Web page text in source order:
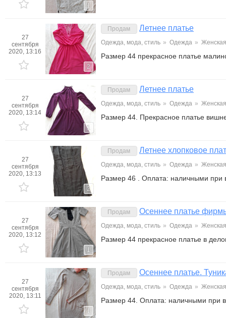
1
27
сентября
2020, 13:16
2
Продам Летнее платье
Одежда, мода, стиль » Одежда » Женская
Размер 44 прекрасное платье
27
сентября
2020, 13:14
1
Продам Летнее платье
Одежда, мода, стиль » Одежда » Женская
Размер 44. Прекрасное платье
27
сентября
2020, 13:13
2
Продам Летнее хлопковое
Одежда, мода, стиль » Одежда » Женская
Размер 46 . Оплата: наличными
27
сентября
2020, 13:12
1
Продам Осеннее платье
Одежда, мода, стиль » Одежда » Женская
Размер 44 прекрасное платье в
27
сентября
2020, 13:11
1
Продам Осеннее платье.
Одежда, мода, стиль » Одежда » Женская
Размер 44. Оплата: наличными при